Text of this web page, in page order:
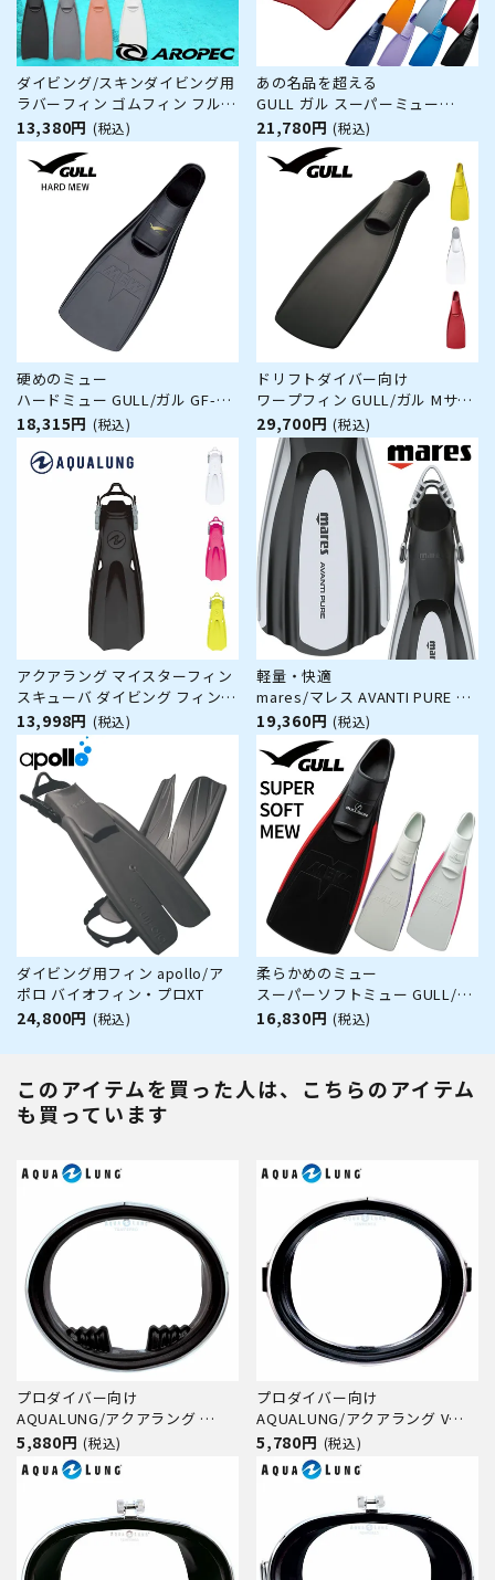
ダイビング/スキンダイビング用
ラバーフィン ゴムフィン フルフ
ットタイプ【FF Classic
Rubber-Tech TURBO FLEX / ダ
イビングフィン (足ひれ)】
AROPEC(アロペック)
13,380円 (税込)
あの名品を超える
GULL ガル スーパーミュー
SUPERMEW ミュー フルフット
ダイビングフィン
21,780円 (税込)
硬めのミュー
ハードミュー GULL/ガル GF-
2221～GF-2225 ダイビングフィ
ン フルフットフィン
18,315円 (税込)
ドリフトダイバー向け
ワープフィン GULL/ガル Mサイ
ズ GF-2293 ダイビングフィン
ドリフトダイビング
29,700円 (税込)
アクアラング マイスターフィン
スキューバ ダイビング フィン
スキューバ ダイビング
13,998円 (税込)
軽量・快適
mares/マレス AVANTI PURE ア
ヴァンティ ピュア フィン ダイ
ビング シュノーケリング
19,360円 (税込)
ダイビング用フィン apollo/ア
ポロ バイオフィン・プロXT
24,800円 (税込)
柔らかめのミュー
スーパーソフトミュー GULL/ガ
ル GF-2214～GF-2213 スキンダ
16,830円 (税込)
このアイテムを買った人は、こちらのアイテム
も買っています
プロダイバー向け
AQUALUNG/アクアラング
Eマスク(エキスパート)
【201000】
5,880円 (税込)
プロダイバー向け
AQUALUNG/アクアラング Vマ
スク(ビクター)【202000】
5,780円 (税込)